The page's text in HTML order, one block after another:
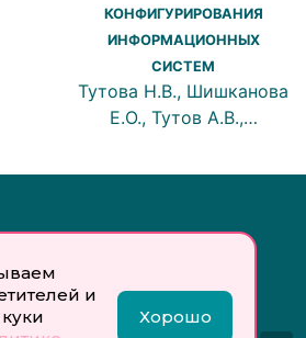
и
Хорошо
КОНФИГУРИРОВАНИЯ
ИНФОРМАЦИОННЫХ
СИСТЕМ
Тутова Н.В., Шишканова
Е.О., Тутов А.В.,…